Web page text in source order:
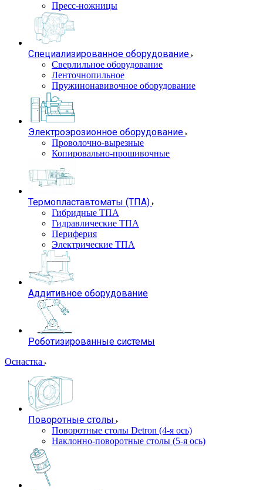
Пресс-ножницы
Специализированное оборудование
Сверлильное оборудование
Ленточнопильное
Пружинонавивочное оборудование
Электроэрозионное оборудование
Проволочно-вырезные
Копировально-прошивочные
Термопластавтоматы (ТПА)
Гибридные ТПА
Гидравлические ТПА
Периферия
Электрические ТПА
Аддитивное оборудование
Роботизированные системы
Оснастка
Поворотные столы
Поворотные столы Detron (4-я ось)
Наклонно-поворотные столы (5-я ось)